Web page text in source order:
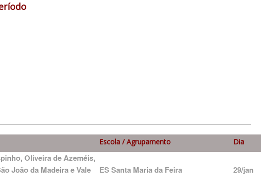
Escola / Agrupamento Dia
Oliveira de Azeméis,
João da Madeira e Vale
ES Santa Maria da Feira 29/jan